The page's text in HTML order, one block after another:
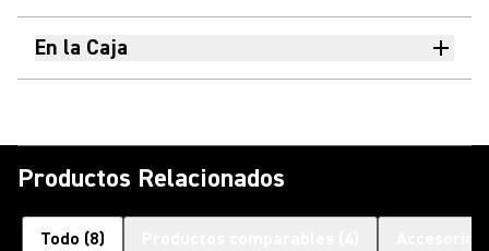
En la Caja
Productos Relacionados
Todo (8)